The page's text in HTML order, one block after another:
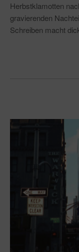
Herbstklamotten
gravierenden
Schreiben macht